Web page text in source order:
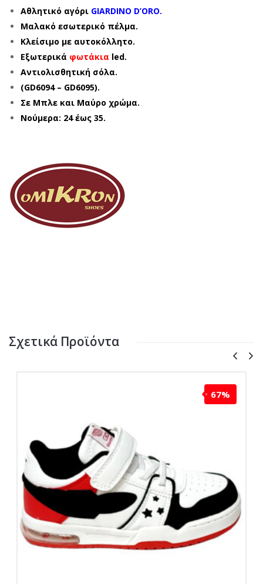
Αθλητικό αγόρι GIARDINO D’ORO.
Μαλακό εσωτερικό πέλμα.
Κλείσιμο με αυτοκόλλητο.
Εξωτερικά φωτάκια led.
Αντιολισθητική σόλα.
(GD6094 – GD6095).
Σε Μπλε και Μαύρο χρώμα.
Νούμερα: 24 έως 35.
Σχετικά Προϊόντα
67%